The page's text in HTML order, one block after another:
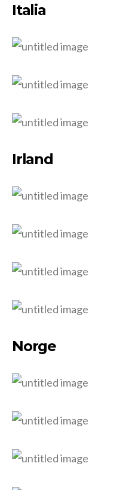
Italia
Irland
Norge